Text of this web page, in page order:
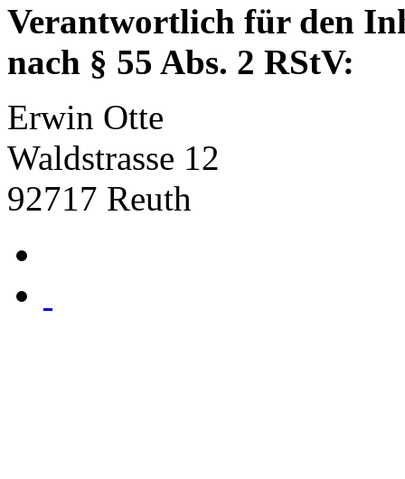
Verantwortlich für den
nach § 55 Abs. 2 RStV:
Erwin Otte
Waldstrasse 12
92717 Reuth